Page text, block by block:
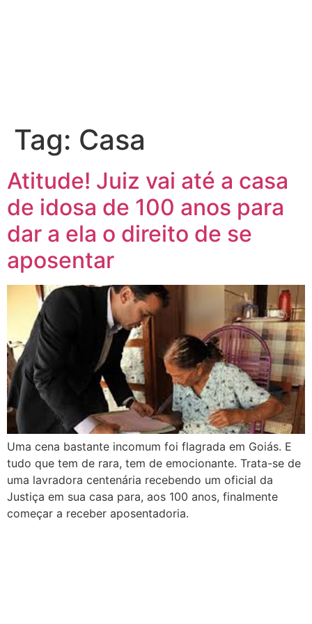
Tag: Casa
Atitude! Juiz vai até a casa
de idosa de 100 anos para
dar a ela o direito de se
aposentar
Uma cena bastante incomum foi flagrada em Goiás. E
tudo que tem de rara, tem de emocionante. Trata-se de
uma lavradora centenária recebendo um oficial da
Justiça em sua casa para, aos 100 anos, finalmente
começar a receber aposentadoria.